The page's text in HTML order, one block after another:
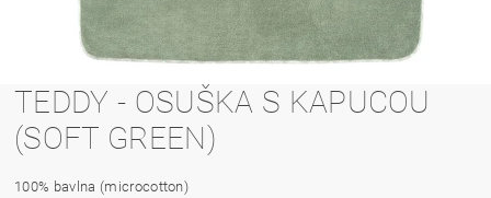
TEDDY - OSUŠKA S KAPUCOU
(SOFT GREEN)
100% bavlna (microcotton)